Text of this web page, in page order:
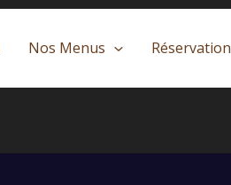
Nos Menus Réservation